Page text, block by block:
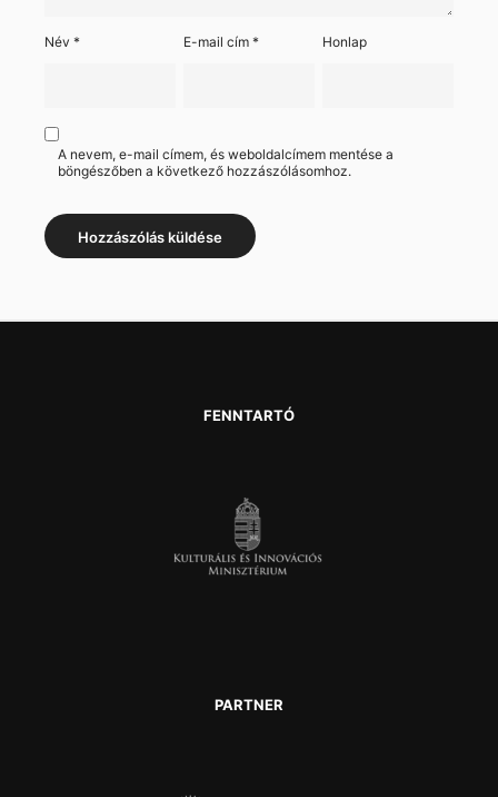
Név * E-mail cím* Honlap
A nevem, e-mail címem, és weboldalcímem mentése a
böngészőben a következő hozzászólásomhoz.
FENNTARTÓ
PARTNER